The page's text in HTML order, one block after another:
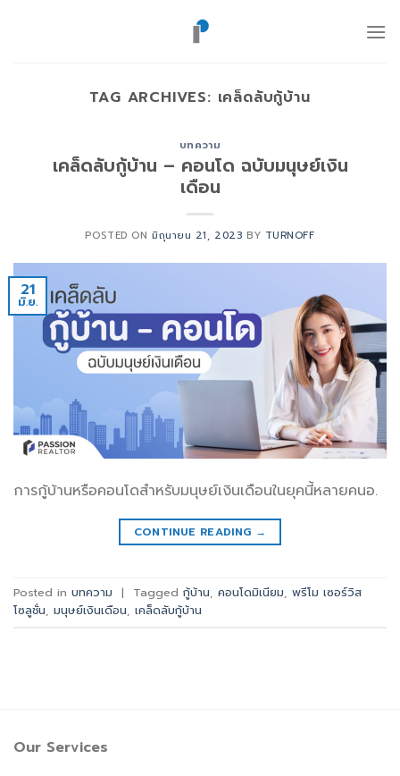
TAG ARCHIVES: เคล็ดลับกู้บ้าน
บทความ
เคล็ดลับกู้บ้าน – คอนโด ฉบับมนุษย์เงิน
เดือน
POSTED ONมิถุนายน 21, 2023 BY TURNOFF
21
มิ.ย.
การกู้บ้านหรือคอนโดสำหรับมนุษย์เงินเดือนในยุคนี้หลายคนอ.
CONTINUE READING →
Posted in บทความ | Tagged กู้บ้าน, คอนโดมิเนียม, พรีโม เซอร์วิส
โซลูชั่น, มนุษย์เงินเดือน, เคล็ดลับกู้บ้าน
Our Services